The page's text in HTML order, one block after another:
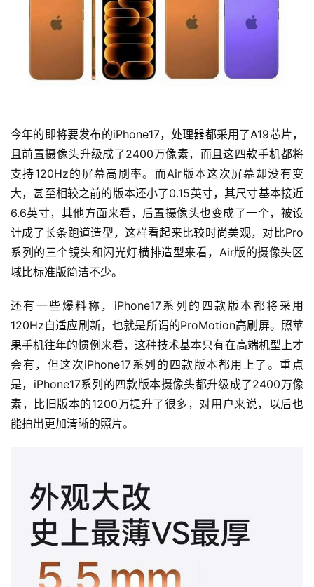
今年的即将要发布的iPhone17，处理器都采用了A19芯片，
且前置摄像头升级成了2400万像素，而且这四款手机都将
支持120Hz的屏幕高刷率。而Air版本这次屏幕却没有变
大，甚至相较之前的版本还小了0.15英寸，其尺寸基本接近
6.6英寸，其他方面来看，后置摄像头也变成了一个，被设
计成了长条跑道造型，这样看起来比较时尚美观，对比Pro
系列的三个镜头和闪光灯横排造型来看，Air版的摄像头区
域比标准版简洁不少。
还有一些爆料称，iPhone17系列的四款版本都将采用
120Hz自适应刷新，也就是所谓的ProMotion高刷屏。照苹
果手机往年的惯例来看，这种技术基本只有在高端机型上才
会有，但这次iPhone17系列的四款版本都用上了。重点
是，iPhone17系列的四款版本摄像头都升级成了2400万像
素，比旧版本的1200万提升了很多，对用户来说，以后也
能拍出更加清晰的照片。